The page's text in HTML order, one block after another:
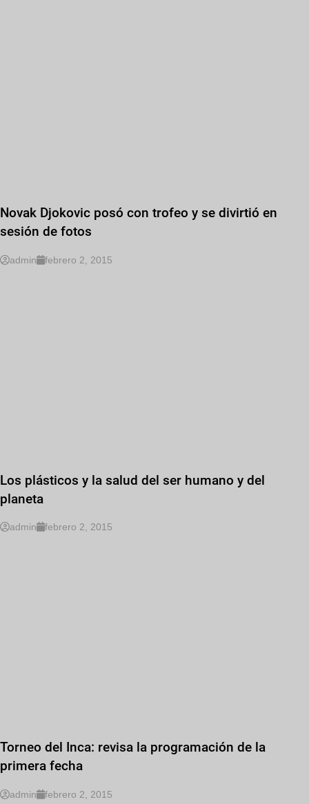
Novak Djokovic posó con trofeo y se divirtió en
sesión de fotos
admin febrero 2, 2015
Los plásticos y la salud del ser humano y del
planeta
admin febrero 2, 2015
Torneo del Inca: revisa la programación de la
primera fecha
admin febrero 2, 2015